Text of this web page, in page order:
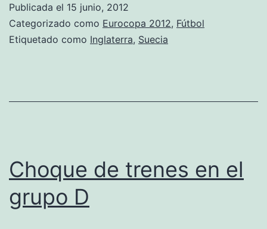
le
vale
Publicada el 15 junio, 2012
Categorizado como Eurocopa 2012, Fútbol
Etiquetado como Inglaterra, Suecia
Choque de trenes en el
grupo D